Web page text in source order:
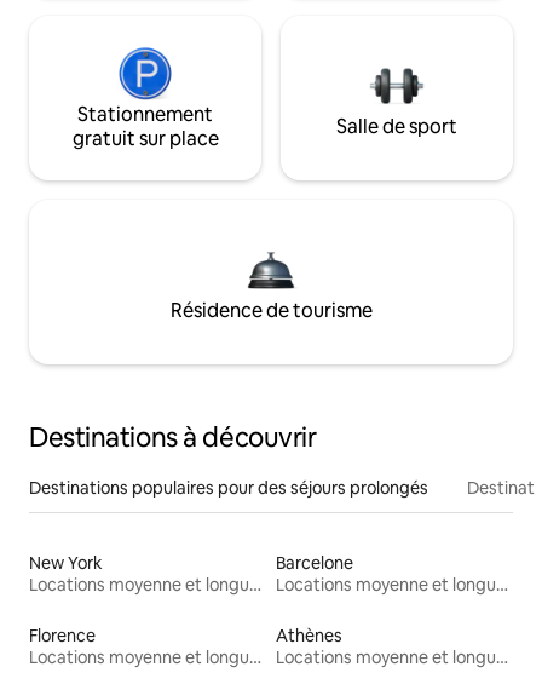
Stationnement
gratuit sur place
Salle de sport
Résidence de tourisme
Destinations à découvrir
Destinations populaires pour des séjours prolongés
New York
Locations moyenne et longue durée
Barcelone
Locations moyenne et longue durée
Florence
Locations moyenne et longue durée
Athènes
Locations moyenne et longue durée